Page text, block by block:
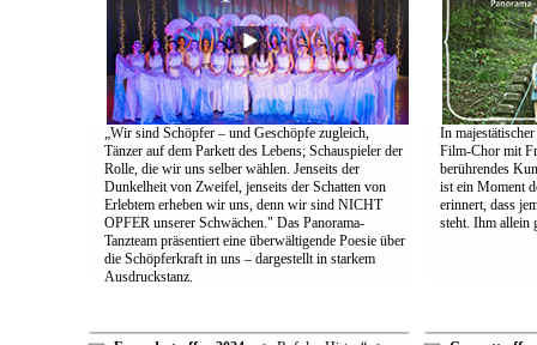
„Wir sind Schöpfer – und Geschöpfe zugleich,
Tänzer auf dem Parkett des Lebens; Schauspieler der
Rolle, die wir uns selber wählen. Jenseits der
Dunkelheit von Zweifel, jenseits der Schatten von
Erlebtem erheben wir uns, denn wir sind NICHT
OPFER unserer Schwächen." Das Panorama-
Tanzteam präsentiert eine überwältigende Poesie über
die Schöpferkraft in uns – dargestellt in starkem
Ausdruckstanz.
In
Film-Chor mit
berührendes
ist ein Moment
erinnert, dass
steht. Ihm allein